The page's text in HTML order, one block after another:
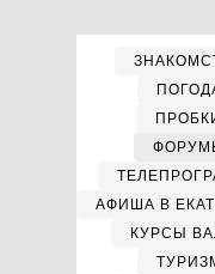
АФИША В
КУРСЫ